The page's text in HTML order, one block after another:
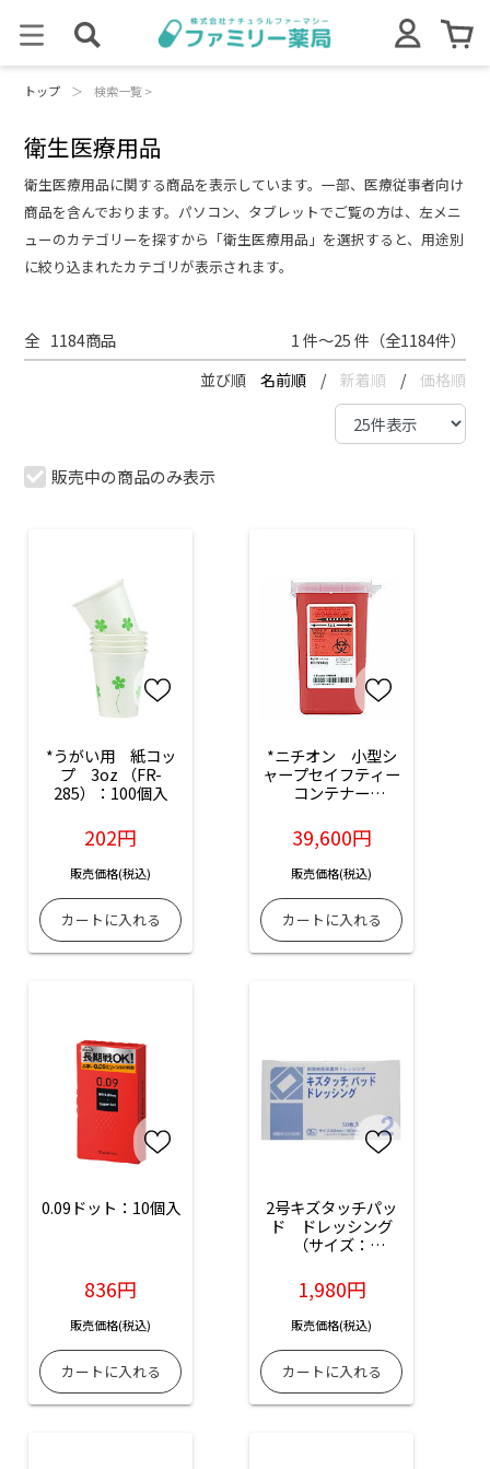
トップ ＞ 検索一覧 >
衛生医療用品
衛生医療用品に関する商品を表示しています。一部、医療従事者向け
商品を含んでおります。パソコン、タブレットでご覧の方は、左メニ
ューのカテゴリーを探すから「衛生医療用品」を選択すると、用途別
に絞り込まれたカテゴリが表示されます。
全 1184商品 1 件～25 件（全1184件）
並び順 名前順 / 新着順 / 価格順
販売中の商品のみ表示
*うがい用　紙コッ
プ　3oz （FR-
285）：100個入
202円
販売価格(税込)
*ニチオン　小型シ
ャープセイフティー
コンテナー
（品番：8900SA）
39,600円
販売価格(税込)
0.09ドット：10個入
836円
販売価格(税込)
2号キズタッチパッ
ド　ドレッシング
（サイズ：
：50枚入
1,980円
販売価格(税込)